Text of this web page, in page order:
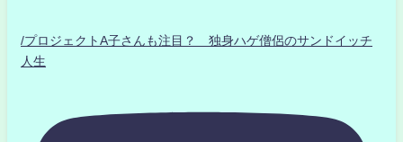
/プロジェクトA子さんも注目？ 独身ハゲ僧侶のサンドイッチ
人生